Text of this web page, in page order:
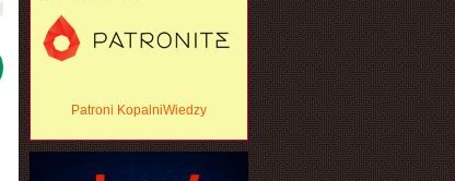
Patroni KopalniWiedzy